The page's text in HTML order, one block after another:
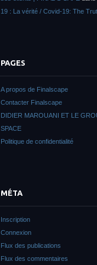
19 : La vérité / Covid-19: The
PAGES
A propos de Finalscape
Contacter Finalscape
DIDIER MAROUANI ET LE
SPACE
Politique de confidentialité
MÉTA
Inscription
Connexion
Flux des publications
Flux des commentaires